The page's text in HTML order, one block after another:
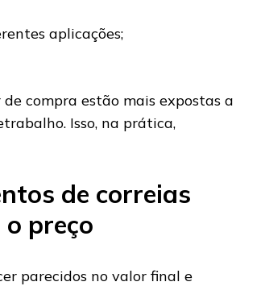
aplicações;
compra estão mais expostas a
Isso, na prática,
de correias
preço
parecidos no valor final e